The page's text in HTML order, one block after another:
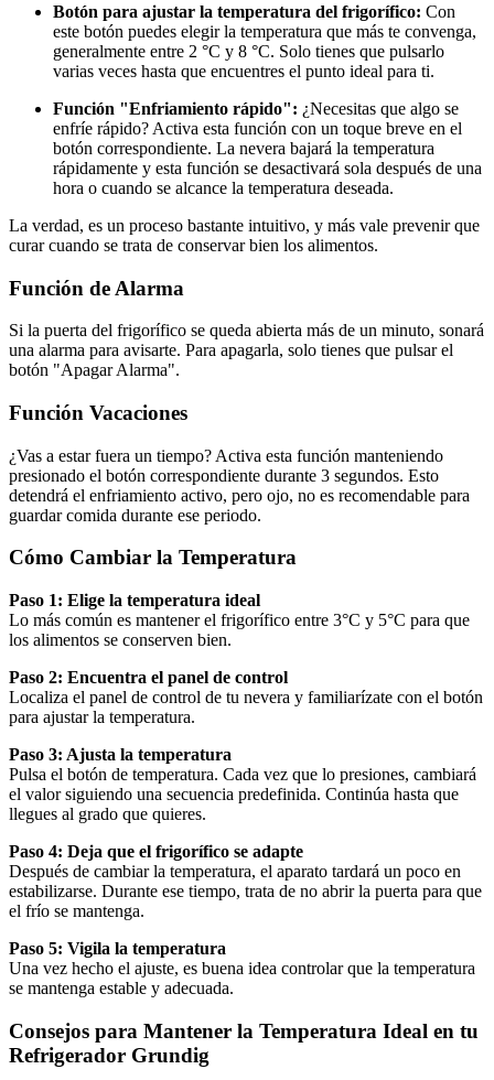
Botón para ajustar la temperatura del frigorífico: Con
este botón puedes elegir la temperatura que más te convenga,
generalmente entre 2 °C y 8 °C. Solo tienes que pulsarlo
varias veces hasta que encuentres el punto ideal para ti.
Función "Enfriamiento rápido": ¿Necesitas que algo se
enfríe rápido? Activa esta función con un toque breve en el
botón correspondiente. La nevera bajará la temperatura
rápidamente y esta función se desactivará sola después de una
hora o cuando se alcance la temperatura deseada.
La verdad, es un proceso bastante intuitivo, y más vale prevenir que
curar cuando se trata de conservar bien los alimentos.
Función de Alarma
Si la puerta del frigorífico se queda abierta más de un minuto, sonará
una alarma para avisarte. Para apagarla, solo tienes que pulsar el
botón "Apagar Alarma".
Función Vacaciones
¿Vas a estar fuera un tiempo? Activa esta función manteniendo
presionado el botón correspondiente durante 3 segundos. Esto
detendrá el enfriamiento activo, pero ojo, no es recomendable para
guardar comida durante ese periodo.
Cómo Cambiar la Temperatura
Paso 1: Elige la temperatura ideal
Lo más común es mantener el frigorífico entre 3°C y 5°C para que
los alimentos se conserven bien.
Paso 2: Encuentra el panel de control
Localiza el panel de control de tu nevera y familiarízate con el botón
para ajustar la temperatura.
Paso 3: Ajusta la temperatura
Pulsa el botón de temperatura. Cada vez que lo presiones, cambiará
el valor siguiendo una secuencia predefinida. Continúa hasta que
llegues al grado que quieres.
Paso 4: Deja que el frigorífico se adapte
Después de cambiar la temperatura, el aparato tardará un poco en
estabilizarse. Durante ese tiempo, trata de no abrir la puerta para que
el frío se mantenga.
Paso 5: Vigila la temperatura
Una vez hecho el ajuste, es buena idea controlar que la temperatura
se mantenga estable y adecuada.
Consejos para Mantener la Temperatura Ideal en tu
Refrigerador Grundig